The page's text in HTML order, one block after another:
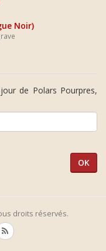
Noir)
de Polars Pourpres,
droits réservés.